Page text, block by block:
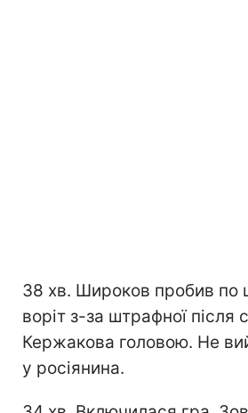
38 хв. Широков пробив по
воріт з-за штрафної після
Кержакова головою. Не
у росіянина.